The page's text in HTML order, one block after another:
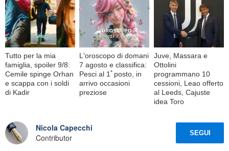
Tutto per la mia
famiglia, spoiler 9/8:
Cemile spinge Orhan
e scappa con i soldi
di Kadir
L'oroscopo di domani
7 agosto e classifica:
Pesci al 1ﾟposto, in
arrivo occasioni
preziose
Juve, Massara e
Ottolini
programmano 10
cessioni, Leao offerto
al Leeds, Cajuste
idea Toro
Nicola Capecchi
Contributor
SEGUI